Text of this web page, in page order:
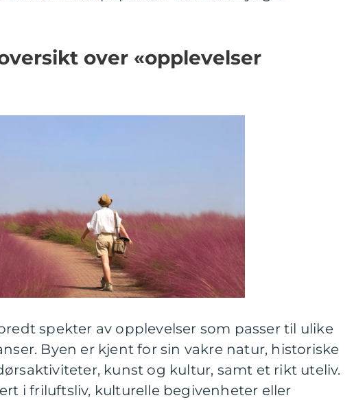
over «opplevelser
spekter av opplevelser som passer til ulike
Byen er kjent for sin vakre natur, historiske
kunst og kultur, samt et rikt uteliv.
i friluftsliv, kulturelle begivenheter eller